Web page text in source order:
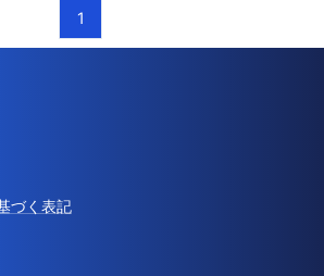
1
づく表記